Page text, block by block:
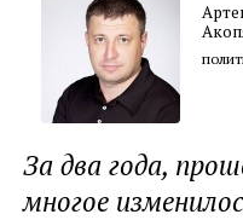
За два года,
многое